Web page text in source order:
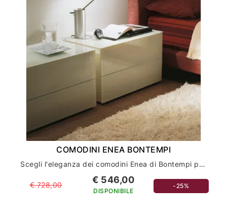
COMODINI ENEA BONTEMPI
Scegli l'eleganza dei comodini Enea di Bontempi per l'arredamento della tua casa
€ 728,00 € 546,00
DISPONIBILE
-25%